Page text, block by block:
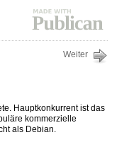
Weiter
Hauptkonkurrent ist das
kommerzielle
als Debian.